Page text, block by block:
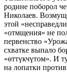
родине поборол
Николаев.
этой
«отмщения» не
первенство
схватке выпало
«өттүкчүтом». И
на лопатки